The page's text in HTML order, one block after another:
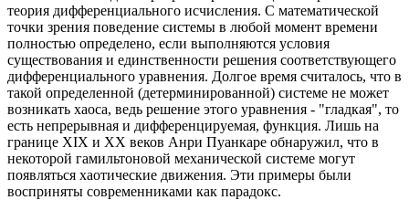
теория дифференциального исчисления. С математической
точки зрения поведение системы в любой момент времени
полностью определено, если выполняются условия
существования и единственности решения соответствующего
дифференциального уравнения. Долгое время считалось, что в
такой определенной (детерминированной) системе не может
возникать хаоса, ведь решение этого уравнения - "гладкая", то
есть непрерывная и дифференцируемая, функция. Лишь на
границе XIX и XX веков Анри Пуанкаре обнаружил, что в
некоторой гамильтоновой механической системе могут
появляться хаотические движения. Эти примеры были
восприняты современниками как парадокс.